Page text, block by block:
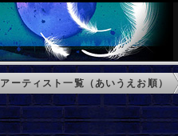
アーティスト一覧（あいうえお順）